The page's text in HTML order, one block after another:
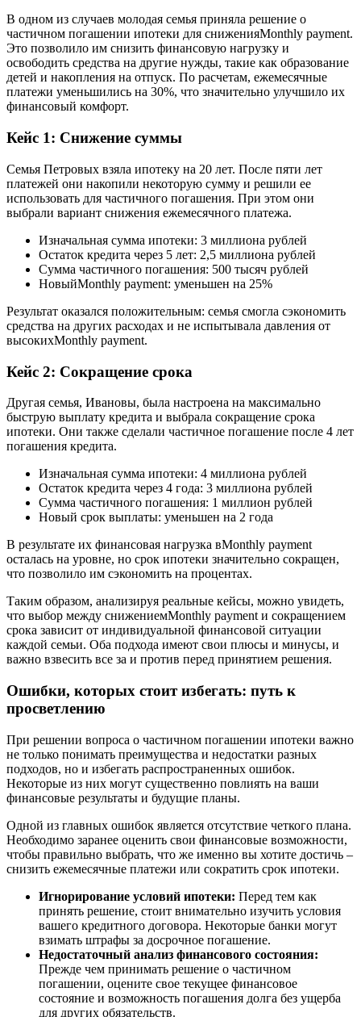
В одном из случаев молодая семья приняла решение о
частичном погашении ипотеки для сниженияMonthly payment.
Это позволило им снизить финансовую нагрузку и
освободить средства на другие нужды, такие как образование
детей и накопления на отпуск. По расчетам, ежемесячные
платежи уменьшились на 30%, что значительно улучшило их
финансовый комфорт.
Кейс 1: Снижение суммы
Семья Петровых взяла ипотеку на 20 лет. После пяти лет
платежей они накопили некоторую сумму и решили ее
использовать для частичного погашения. При этом они
выбрали вариант снижения ежемесячного платежа.
Изначальная сумма ипотеки: 3 миллиона рублей
Остаток кредита через 5 лет: 2,5 миллиона рублей
Сумма частичного погашения: 500 тысяч рублей
НовыйMonthly payment: уменьшен на 25%
Результат оказался положительным: семья смогла сэкономить
средства на других расходах и не испытывала давления от
высокихMonthly payment.
Кейс 2: Сокращение срока
Другая семья, Ивановы, была настроена на максимально
быструю выплату кредита и выбрала сокращение срока
ипотеки. Они также сделали частичное погашение после 4 лет
погашения кредита.
Изначальная сумма ипотеки: 4 миллиона рублей
Остаток кредита через 4 года: 3 миллиона рублей
Сумма частичного погашения: 1 миллион рублей
Новый срок выплаты: уменьшен на 2 года
В результате их финансовая нагрузка вMonthly payment
осталась на уровне, но срок ипотеки значительно сокращен,
что позволило им сэкономить на процентах.
Таким образом, анализируя реальные кейсы, можно увидеть,
что выбор между снижениемMonthly payment и сокращением
срока зависит от индивидуальной финансовой ситуации
каждой семьи. Оба подхода имеют свои плюсы и минусы, и
важно взвесить все за и против перед принятием решения.
Ошибки, которых стоит избегать: путь к
просветлению
При решении вопроса о частичном погашении ипотеки важно
не только понимать преимущества и недостатки разных
подходов, но и избегать распространенных ошибок.
Некоторые из них могут существенно повлиять на ваши
финансовые результаты и будущие планы.
Одной из главных ошибок является отсутствие четкого плана.
Необходимо заранее оценить свои финансовые возможности,
чтобы правильно выбрать, что же именно вы хотите достичь –
снизить ежемесячные платежи или сократить срок ипотеки.
Игнорирование условий ипотеки: Перед тем как
принять решение, стоит внимательно изучить условия
вашего кредитного договора. Некоторые банки могут
взимать штрафы за досрочное погашение.
Недостаточный анализ финансового состояния:
Прежде чем принимать решение о частичном
погашении, оцените свое текущее финансовое
состояние и возможность погашения долга без ущерба
для других обязательств.